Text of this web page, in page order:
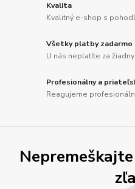
Kvalita
Kvalitný e-shop s
Všetky platby zadarmo
U nás neplatíte za
Profesionálny a
Reagujeme